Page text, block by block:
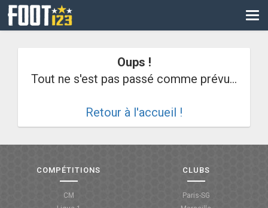
CM
Oups !
Tout ne s'est pas passé comme prévu...
Retour à l'accueil !
COMPÉTITIONS
CM
CLUBS
Paris-SG